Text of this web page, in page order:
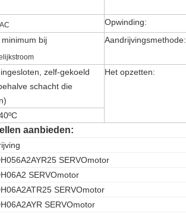
AC Opwinding:
minimum bij
Aandrijvingsmethode:
zelf-gekoeld
schacht die
Het opzetten:
aanbieden:
SERVOmotor
SERVOmotor
SERVOmotor
SERVOmotor